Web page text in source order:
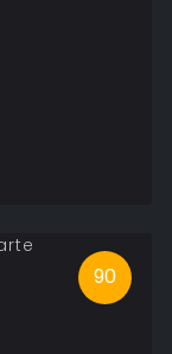
90